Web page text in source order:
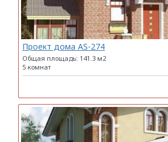
Проект дома AS-274
Общая площадь: 141.3 м2
5 комнат